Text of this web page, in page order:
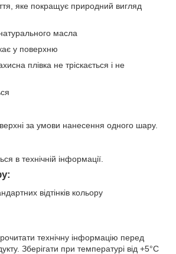
яке покращує природний вигляд
масла
у поверхню
плівка не тріскається і не
за умови нанесення одного шару.
в технічній інформації.
відтінків кольору
технічну інформацію перед
Зберігати при температурі від +5°C